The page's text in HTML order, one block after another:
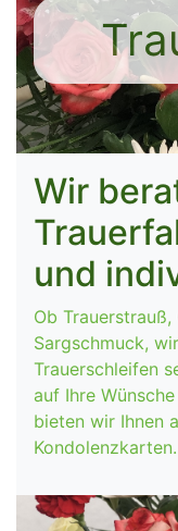
Wir
und
Ob
Sargschmuck,
Trauerschleifen
auf Ihre
bieten wir Ihnen
Kondolenzkarten.